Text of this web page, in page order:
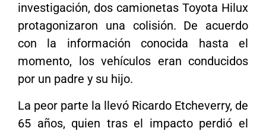
investigación, dos camionetas Toyota Hilux
protagonizaron una colisión. De acuerdo
con la información conocida hasta el
momento, los vehículos eran conducidos
por un padre y su hijo.
La peor parte la llevó Ricardo Etcheverry, de
65 años, quien tras el impacto perdió el